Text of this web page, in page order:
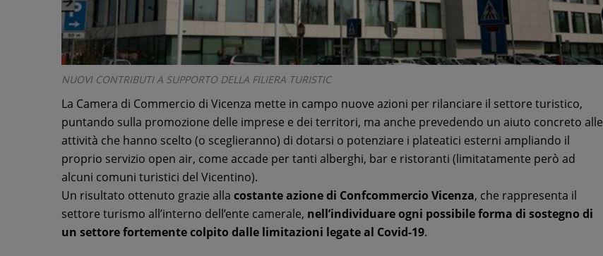
NUOVI CONTRIBUTI A SUPPORTO DELLA FILIERA TURISTIC
La Camera di Commercio di Vicenza mette in campo nuove azioni per rilanciare il settore turistico,
puntando sulla promozione delle imprese e dei territori, ma anche prevedendo un aiuto concreto alle
attività che hanno scelto (o sceglieranno) di dotarsi o potenziare i plateatici esterni ampliando il
proprio servizio open air, come accade per tanti alberghi, bar e ristoranti (limitatamente però ad
alcuni comuni turistici del Vicentino).
Un risultato ottenuto grazie alla costante azione di Confcommercio Vicenza, che rappresenta il
settore turismo all’interno dell’ente camerale, nell’individuare ogni possibile forma di sostegno di
un settore fortemente colpito dalle limitazioni legate al Covid-19.